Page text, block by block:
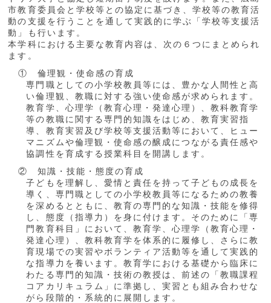
市教育委員会と学校等との協定に基づき、学校等の教育活
動の支援を行うことを通して実践的に学ぶ「学校等支援活
動」も行います。
本学科における主要な教育内容は、次の６つにまとめられ
ます。
① 倫理観・使命感の育成
専門職としての小学校教員等には、豊かな人間性と高
い倫理観、教職に対する強い使命感が求められます。
教育学、心理学（教育心理・発達心理）、教科教育学
等の教職に関する専門的知識をはじめ、教育実習指
導、教育実習及び学校等支援活動等において、ヒュー
マニズムや倫理観・使命感の醸成につながる責任感や
協調性を育成する授業科目を開講します。
② 知識・技能・態度の育成
子どもを理解し、愛情と責任を持って子どもの成長を
導く、専門職としての小学校教員等になるための教養
を深めるとともに、教育の専門的な知識・技能を修得
し、態度（指導力）を身に付けます。そのために「専
門教育科目」において、教育学、心理学（教育心理・
発達心理）、教科教育学を体系的に履修し、さらに教
育現場での実習やボランティア活動等を通して実践的
な指導力を養います。教育学における基礎から臨床に
わたる専門的知識・技術の教授は、前述の「教職課程
コアカリキュラム」に準拠し、実習とも組み合わせな
がら段階的・系統的に展開します。